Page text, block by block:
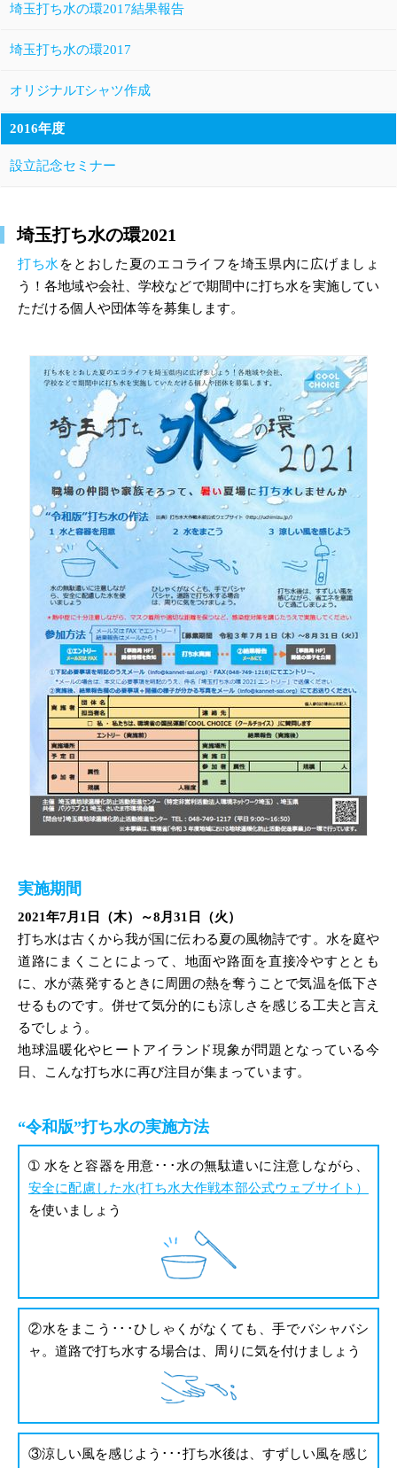
埼玉打ち水の環2017結果報告
埼玉打ち水の環2017
オリジナルTシャツ作成
2016年度
設立記念セミナー
埼玉打ち水の環2021
打ち水 をとおした夏のエコライフを埼玉県内に広げましょ
う！各地域や会社、学校などで期間中に打ち水を実施してい
ただける個人や団体等を募集します。
実施期間
2021年7月1日（木）～8月31日（火）
打ち水は古くから我が国に伝わる夏の風物詩です。水を庭や
道路にまくことによって、地面や路面を直接冷やすととも
に、水が蒸発するときに周囲の熱を奪うことで気温を低下さ
せるものです。併せて気分的にも涼しさを感じる工夫と言え
るでしょう。
地球温暖化やヒートアイランド現象が問題となっている今
日、こんな打ち水に再び注目が集まっています。
“令和版”打ち水の実施方法
➀ 水をと容器を用意･･･水の無駄遣いに注意しながら、
安全に配慮した水(打ち水大作戦本部公式ウェブサイト）
を使いましょう
②水をまこう･･･ひしゃくがなくても、手でバシャバシ
ャ。道路で打ち水する場合は、周りに気を付けましょう
③涼しい風を感じよう･･･打ち水後は、すずしい風を感じ